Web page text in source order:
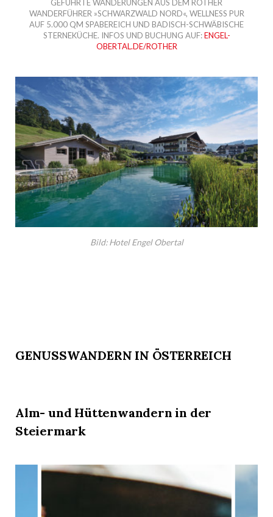
GEFÜHRTE WANDERUNGEN AUS DEM ROTHER
WANDERFÜHRER »SCHWARZWALD NORD«, WELLNESS PUR
AUF 5.000 QM SPABEREICH UND BADISCH-SCHWÄBISCHE
STERNEKÜCHE. INFOS UND BUCHUNG AUF:ENGEL-
OBERTAL.DE/ROTHER
Bild: Hotel Engel Obertal
GENUSSWANDERN IN ÖSTERREICH
Alm- und Hüttenwandern in der
Steiermark